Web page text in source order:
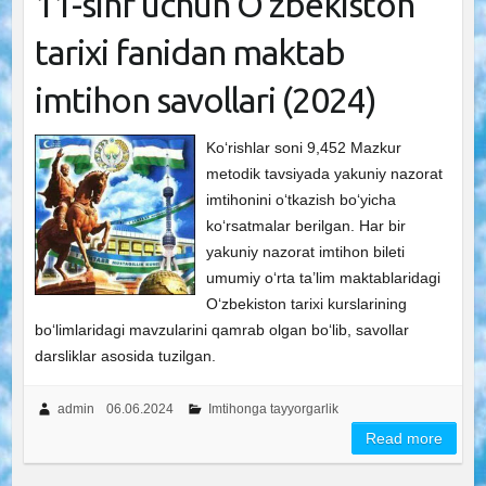
tarixi fanidan maktab
imtihon savollari (2024)
Ko‘rishlar soni 9,452 Mazkur
metodik tavsiyada yakuniy nazorat
imtihonini o‘tkazish bo‘yicha
ko‘rsatmalar berilgan. Har bir
yakuniy nazorat imtihon bileti
umumiy o‘rta ta’lim maktablaridagi
O‘zbekiston tarixi kurslarining
bo‘limlaridagi mavzularini qamrab olgan bo‘lib, savollar
darsliklar asosida tuzilgan.
admin 06.06.2024 Imtihonga tayyorgarlik
Read more